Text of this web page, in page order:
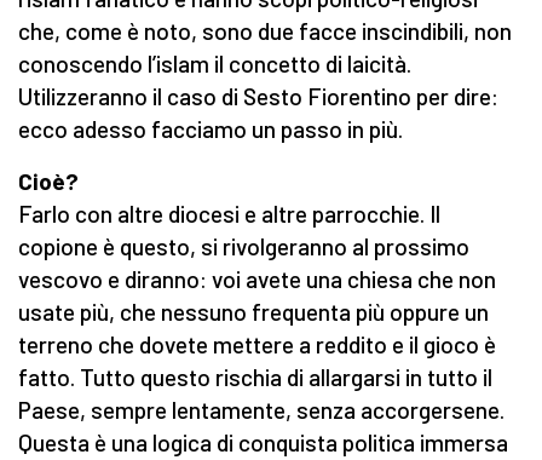
che, come è noto, sono due facce inscindibili, non
conoscendo l’islam il concetto di laicità.
Utilizzeranno il caso di Sesto Fiorentino per dire:
ecco adesso facciamo un passo in più.
Cioè?
Farlo con altre diocesi e altre parrocchie. Il
copione è questo, si rivolgeranno al prossimo
vescovo e diranno: voi avete una chiesa che non
usate più, che nessuno frequenta più oppure un
terreno che dovete mettere a reddito e il gioco è
fatto. Tutto questo rischia di allargarsi in tutto il
Paese, sempre lentamente, senza accorgersene.
Questa è una logica di conquista politica immersa